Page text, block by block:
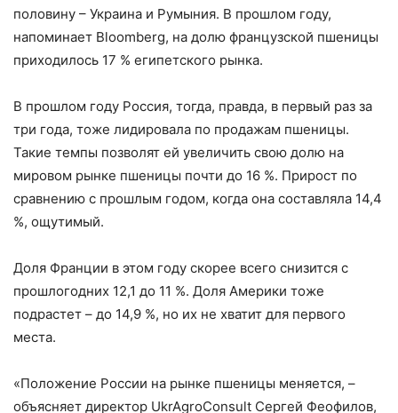
половину – Украина и Румыния. В прошлом году,
напоминает Bloomberg, на долю французской пшеницы
приходилось 17 % египетского рынка.
В прошлом году Россия, тогда, правда, в первый раз за
три года, тоже лидировала по продажам пшеницы.
Такие темпы позволят ей увеличить свою долю на
мировом рынке пшеницы почти до 16 %. Прирост по
сравнению с прошлым годом, когда она составляла 14,4
%, ощутимый.
Доля Франции в этом году скорее всего снизится с
прошлогодних 12,1 до 11 %. Доля Америки тоже
подрастет – до 14,9 %, но их не хватит для первого
места.
«Положение России на рынке пшеницы меняется, –
объясняет директор UkrAgroConsult Сергей Феофилов,